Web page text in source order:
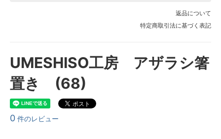
返品について
特定商取引法に基づく表記
UMESHISO工房 アザラシ箸
置き (68)
0 件のレビュー